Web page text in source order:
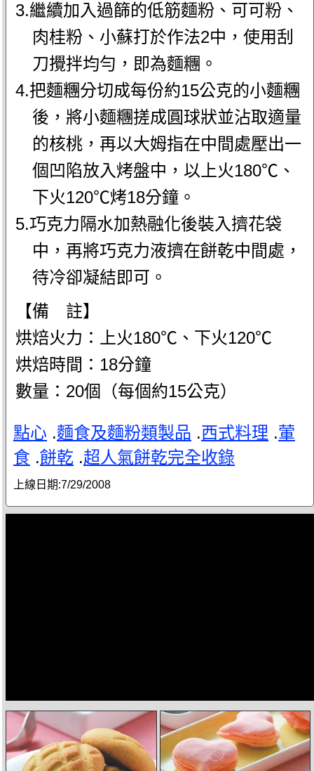
3.繼續加入過篩的低筋麵粉、可可粉、
肉桂粉、小蘇打於作法2中，使用刮
刀攪拌均勻，即為麵糰。
4.把麵糰分切成每份約15公克的小麵糰
後，將小麵糰搓成圓球狀並沾取適量
的核桃，再以大姆指在中間處壓出一
個凹陷放入烤盤中，以上火180℃、
下火120℃烤18分鐘。
5.巧克力隔水加熱融化後裝入擠花袋
中，再將巧克力液擠在餅乾中間處，
待冷卻凝結即可。
【備 註】
烘焙火力：上火180℃、下火120℃
烘焙時間：18分鐘
數量：20個（每個約15公克）
點心 .麵食及麵粉類製品 .西式料理 .葷
食 .餅乾 .超人氣餅乾完全收錄
上線日期:7/29/2008